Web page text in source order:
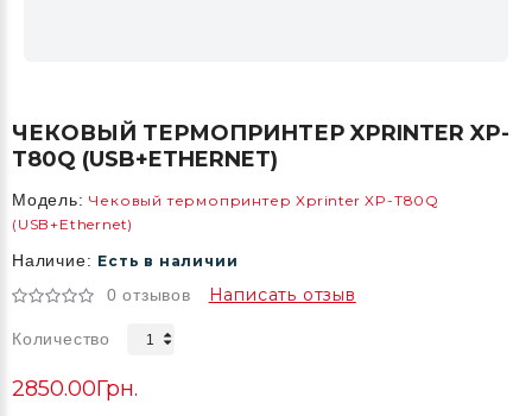
ЧЕКОВЫЙ ТЕРМОПРИНТЕР XPRINTER XP-
T80Q (USB+ETHERNET)
Модель: Чековый термопринтер Xprinter XP-T80Q
(USB+Ethernet)
Наличие: Есть в наличии
0 отзывов Написать отзыв
Количество
2850.00Грн.